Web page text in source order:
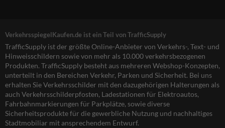
VerkehrsspiegelKaufen.de ist ein Teil von TrafficSupply
TrafficSupply ist der größte Online-Anbieter von Verkehrs-, Text- und
Hinweisschildern sowie von mehr als 10.000 verkehrsbezogenen
Produkten. TrafficSupply besteht aus mehreren Webshop-Konzepten,
unterteilt in den Bereichen Verkehr, Parken und Sicherheit. Bei uns
erhalten Sie Verkehrsschilder mit den dazugehörigen Halterungen als
auch Verkehrsschilderpfosten, Ladestationen für Elektroautos,
Fahrbahnmarkierungen für Parkplätze, sowie diverse
Sicherheitsprodukte für die gewerbliche Nutzung und nachhaltiges
Stadtmobiliar mit ansprechendem Entwurf.